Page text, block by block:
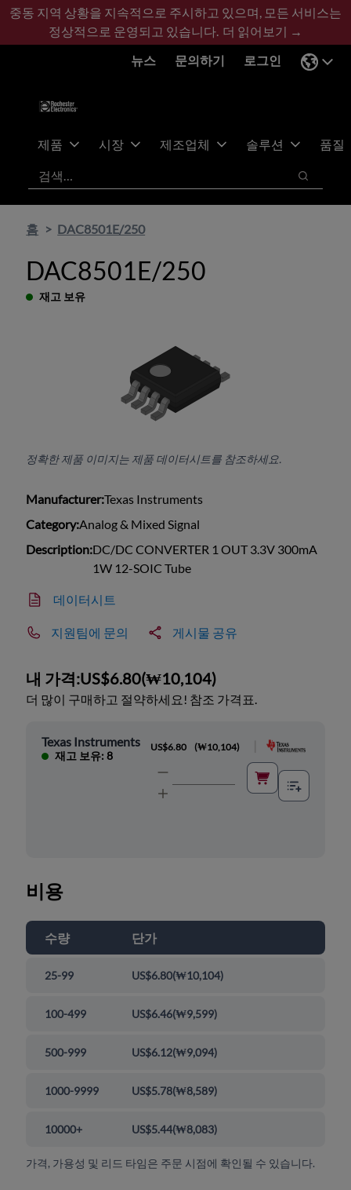
기
콘
바
글
중동 지역 상황을 지속적으로 주시하고 있으며, 모든 서비스는
정상적으로 운영되고 있습니다. 더 읽어보기 →
뉴스
문의하기 로그인
제품 시장 제조업체 솔루션
품질
검색
검색
홈 DAC8501E/250
DAC8501E/250
재고 보유
정확한 제품 이미지는 제품 데이터시트를 참조하세요.
Manufacturer:Texas Instruments
Category:Analog & Mixed Signal
Description:DC/DC CONVERTER 1 OUT 3.3V 300mA
1W 12-SOIC Tube
데이터시트
지원팀에 문의 게시물 공유
내 가격:US$6.80(₩10,104)
더 많이 구매하고 절약하세요! 참조 가격표.
Texas Instruments
재고 보유: 8
US$6.80 (₩10,104)
비용
수량 단가
25-99 US$6.80(₩10,104)
100-499 US$6.46(₩9,599)
500-999 US$6.12(₩9,094)
1000-9999 US$5.78(₩8,589)
10000+ US$5.44(₩8,083)
가격, 가용성 및 리드 타임은 주문 시점에 확인될 수 있습니다.